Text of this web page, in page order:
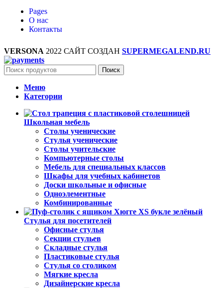
Pages
О нас
Контакты
VERSONA 2022 САЙТ СОЗДАН SUPERMEGALEND.RU
Поиск
Меню
Категории
Школьная мебель
Столы ученические
Стулья ученические
Столы учительские
Компьютерные столы
Мебель для специальных классов
Шкафы для учебных кабинетов
Доски школьные и офисные
Одноэлементные
Комбинированные
Стулья для посетителей
Офисные стулья
Секции стульев
Складные стулья
Пластиковые стулья
Стулья со столиком
Мягкие кресла
Дизайнерские кресла